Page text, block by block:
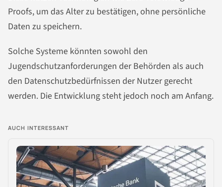
Proofs, um das Alter zu bestätigen, ohne persönliche
Daten zu speichern.
Solche Systeme könnten sowohl den
Jugendschutzanforderungen der Behörden als auch
den Datenschutzbedürfnissen der Nutzer gerecht
werden. Die Entwicklung steht jedoch noch am Anfang.
AUCH INTERESSANT